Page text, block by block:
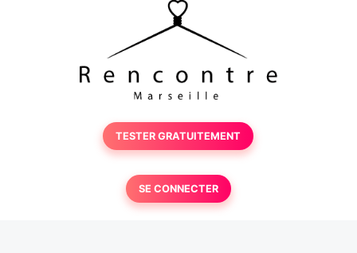
TESTER GRATUITEMENT
SE CONNECTER